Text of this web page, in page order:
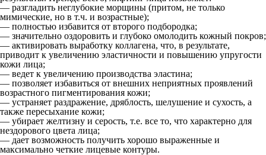
— разгладить неглубокие морщины (притом, не только
мимические, но в т.ч. и возрастные);
— полностью избавится от второго подбородка;
— значительно оздоровить и глубоко омолодить кожный покров;
— активировать выработку коллагена, что, в результате,
приводит к увеличению эластичности и повышению упругости
кожи лица;
— ведет к увеличению производства эластина;
— позволяет избавиться от внешних неприятных проявлений
возрастного пигментирования кожи;
— устраняет раздражение, дряблость, шелушение и сухость, а
также пересыхание кожи;
— убирает желтизну и серость, т.е. все то, что характерно для
нездорового цвета лица;
— дает возможность получить хорошо выраженные и
максимально четкие лицевые контуры.